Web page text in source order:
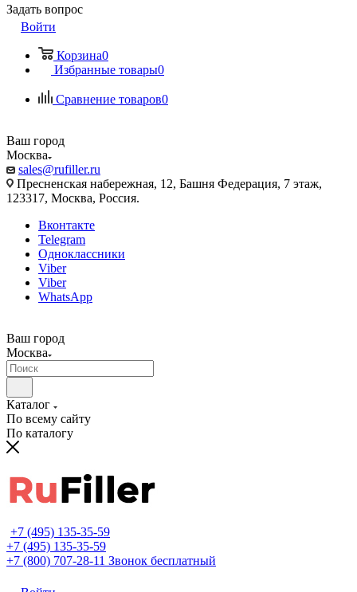
Задать вопрос
Войти
Корзина0
Избранные товары0
Сравнение товаров0
Ваш город
Москва
sales@rufiller.ru
Пресненская набережная, 12, Башня Федерация, 7 этаж,
123317, Москва, Россия.
Вконтакте
Telegram
Одноклассники
Viber
Viber
WhatsApp
Ваш город
Москва
Каталог
По всему сайту
По каталогу
+7 (495) 135-35-59
+7 (495) 135-35-59
+7 (800) 707-28-11 Звонок бесплатный